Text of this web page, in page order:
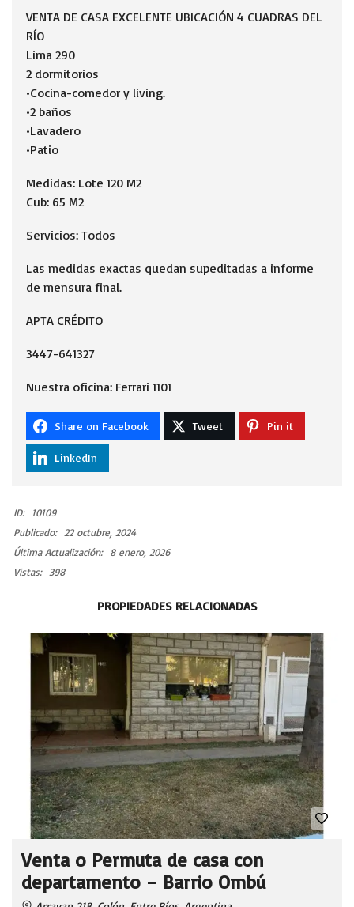
VENTA DE CASA EXCELENTE UBICACIÓN 4 CUADRAS DEL
RÍO
Lima 290
2 dormitorios
•Cocina-comedor y living.
•2 baños
•Lavadero
•Patio
Medidas: Lote 120 M2
Cub: 65 M2
Servicios: Todos
Las medidas exactas quedan supeditadas a informe
de mensura final.
APTA CRÉDITO
3447-641327
Nuestra oficina: Ferrari 1101
Share on Facebook Tweet Pin it
LinkedIn
ID:
10109
Publicado:
22 octubre, 2024
Última Actualización:
8 enero, 2026
Vistas:
398
PROPIEDADES RELACIONADAS
Venta o Permuta de casa con
departamento – Barrio Ombú